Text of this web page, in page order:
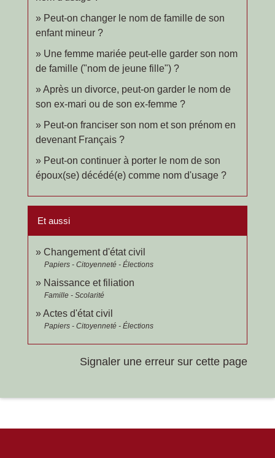
Peut-on changer le nom de famille de son
enfant mineur ?
Une femme mariée peut-elle garder son nom
de famille ("nom de jeune fille") ?
Après un divorce, peut-on garder le nom de
son ex-mari ou de son ex-femme ?
Peut-on franciser son nom et son prénom en
devenant Français ?
Peut-on continuer à porter le nom de son
époux(se) décédé(e) comme nom d'usage ?
Et aussi
Changement d'état civil
Papiers - Citoyenneté - Élections
Naissance et filiation
Famille - Scolarité
Actes d'état civil
Papiers - Citoyenneté - Élections
Signaler une erreur sur cette page